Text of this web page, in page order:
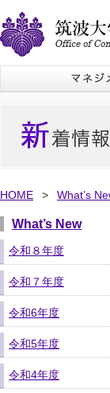
HOME > What’s
What’s New
令和８年度
令和７年度
令和6年度
令和5年度
令和4年度